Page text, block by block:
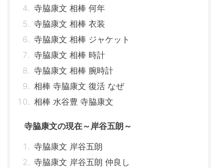
寺脇康文 相棒 何年
寺脇康文 相棒 衣装
寺脇康文 相棒 ジャケット
寺脇康文 相棒 時計
寺脇康文 相棒 腕時計
相棒 寺脇康文 復活 なぜ
相棒 水谷豊 寺脇康文
寺脇康文の現在～岸谷五朗～
寺脇康文 岸谷五朗
寺脇康文 岸谷五朗 仲良し